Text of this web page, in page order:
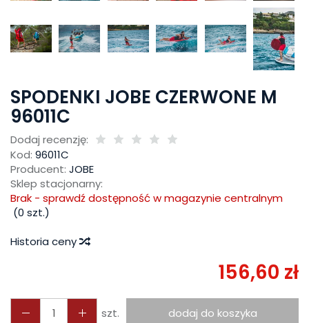
SPODENKI JOBE CZERWONE M
96011C
Dodaj recenzję:
Kod: 96011C
Producent: JOBE
Sklep stacjonarny:
Brak - sprawdź dostępność w magazynie centralnym
(0 szt.)
Historia ceny
156,60 zł
szt. dodaj do koszyka